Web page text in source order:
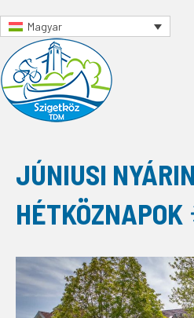
Magyar
JÚNIUSI